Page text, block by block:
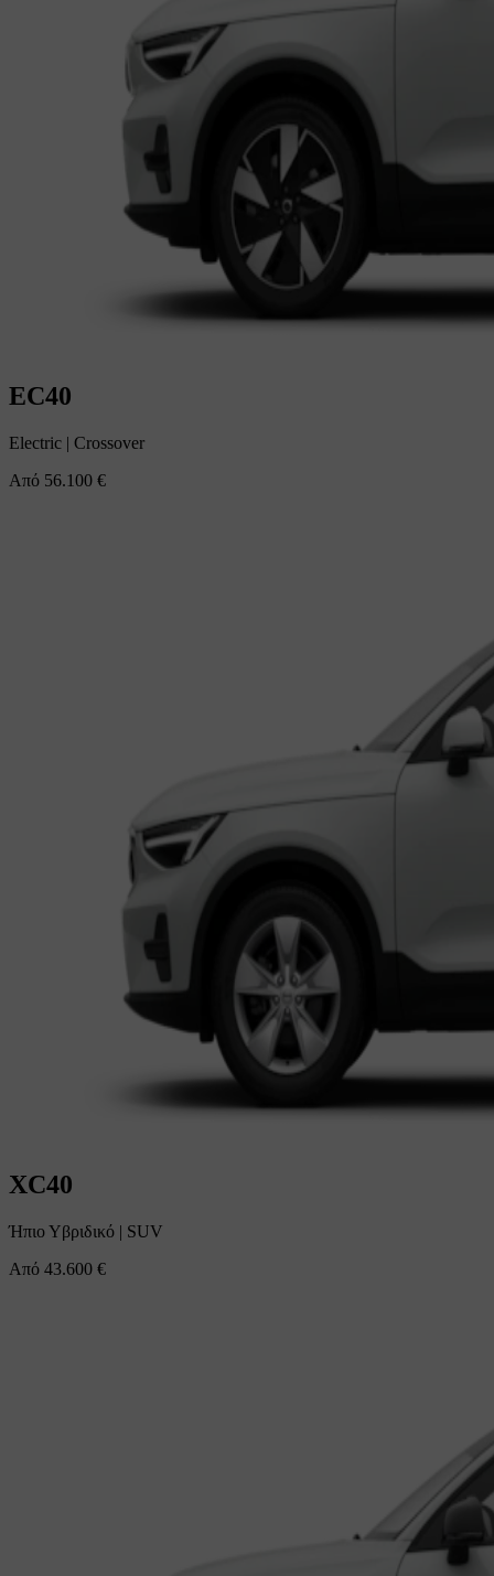
EC40
Electric | Crossover
Από 56.100 €
XC40
Ήπιο Υβριδικό | SUV
Από 43.600 €